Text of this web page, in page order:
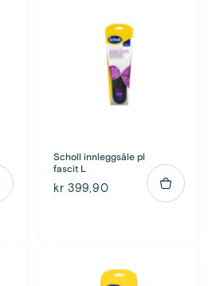
Scholl innleggsåle pl
fascit L
kr 399,90